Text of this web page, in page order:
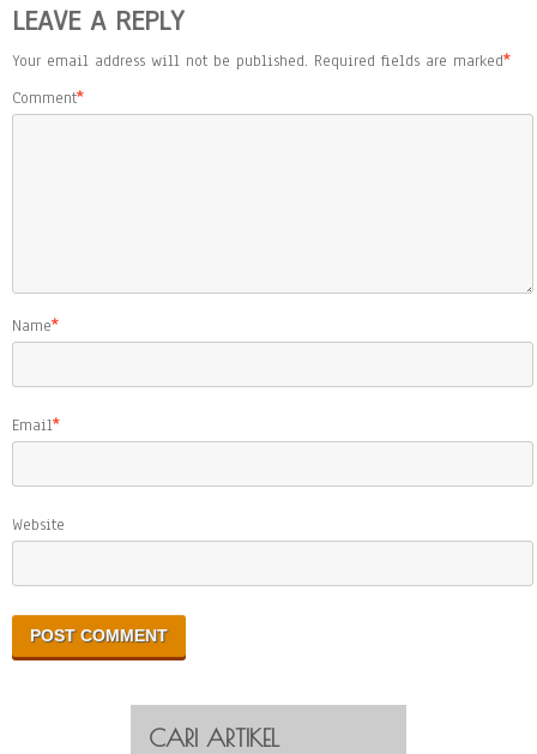
LEAVE A REPLY
Your email address will not be published. Required fields are marked*
Comment*
Name*
Email*
Website
CARI ARTIKEL